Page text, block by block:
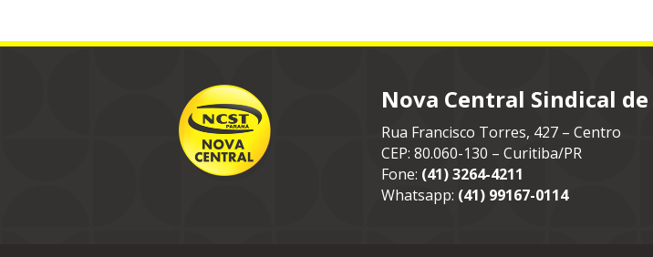
Nova Central Sindical
Rua Francisco Torres, 427 – Centro
CEP: 80.060-130 – Curitiba/PR
Fone: (41) 3264-4211
Whatsapp: (41) 99167-0114